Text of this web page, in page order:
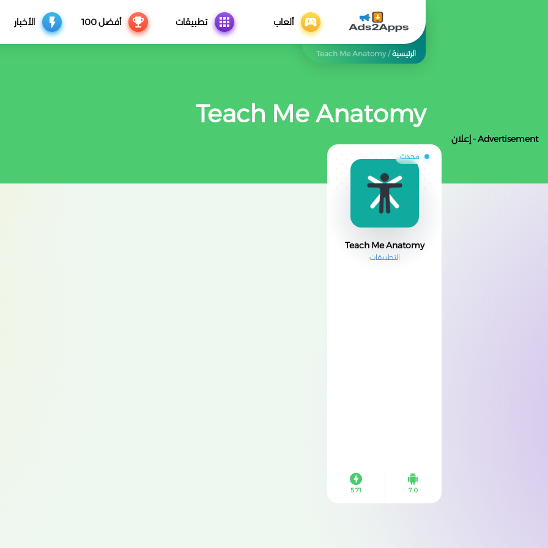
ألعاب تطبيقات أفضل 100 الأخبار
الرئيسية/
Teach Me Anatomy
Teach Me Anatomy
Advertisement - إعلان
محدث
Teach Me Anatomy
التطبيقات
7.0
5.71